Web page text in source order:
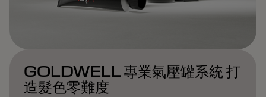
GOLDWELL 專業氣壓罐系統 打
造髮色零難度